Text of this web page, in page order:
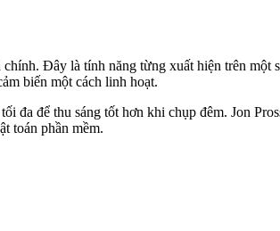
Đây là tính năng từng xuất hiện trên một
biến một cách linh hoạt.
đa để thu sáng tốt hơn khi chụp đêm. Jon
toán phần mềm.